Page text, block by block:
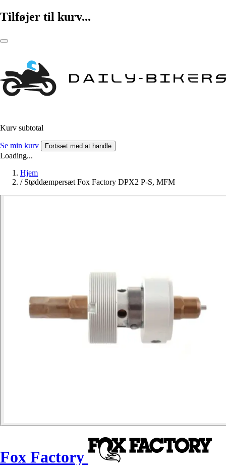
Tilføjer til kurv...
Kurv subtotal
Se min kurv Fortsæt med at handle
Loading...
Hjem
/ Støddæmpersæt Fox Factory DPX2 P-S, MFM
Fox Factory